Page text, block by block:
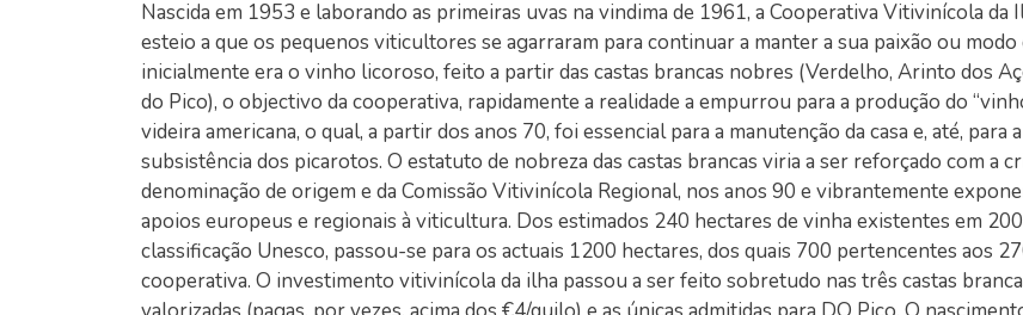
Nascida em 1953 e laborando as primeiras uvas na vindima de 1961, a Cooperativa Vitivinícola da
esteio a que os pequenos viticultores se agarraram para continuar a manter a sua paixão ou modo
inicialmente era o vinho licoroso, feito a partir das castas brancas nobres (Verdelho, Arinto dos
do Pico), o objectivo da cooperativa, rapidamente a realidade a empurrou para a produção do
videira americana, o qual, a partir dos anos 70, foi essencial para a manutenção da casa e, até, para
subsistência dos picarotos. O estatuto de nobreza das castas brancas viria a ser reforçado com a
denominação de origem e da Comissão Vitivinícola Regional, nos anos 90 e vibrantemente
apoios europeus e regionais à viticultura. Dos estimados 240 hectares de vinha existentes em
classificação Unesco, passou-se para os actuais 1200 hectares, dos quais 700 pertencentes aos
cooperativa. O investimento vitivinícola da ilha passou a ser feito sobretudo nas três castas